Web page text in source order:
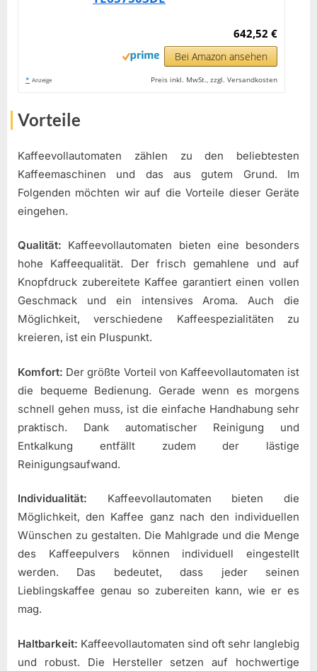
642,52 €
Bei Amazon ansehen
* Anzeige Preis inkl. MwSt., zzgl. Versandkosten
Vorteile
Kaffeevollautomaten zählen zu den beliebtesten
Kaffeemaschinen und das aus gutem Grund. Im
Folgenden möchten wir auf die Vorteile dieser Geräte
eingehen.
Qualität: Kaffeevollautomaten bieten eine besonders
hohe Kaffeequalität. Der frisch gemahlene und auf
Knopfdruck zubereitete Kaffee garantiert einen vollen
Geschmack und ein intensives Aroma. Auch die
Möglichkeit, verschiedene Kaffeespezialitäten zu
kreieren, ist ein Pluspunkt.
Komfort: Der größte Vorteil von Kaffeevollautomaten ist
die bequeme Bedienung. Gerade wenn es morgens
schnell gehen muss, ist die einfache Handhabung sehr
praktisch. Dank automatischer Reinigung und
Entkalkung entfällt zudem der lästige
Reinigungsaufwand.
Individualität: Kaffeevollautomaten bieten die
Möglichkeit, den Kaffee ganz nach den individuellen
Wünschen zu gestalten. Die Mahlgrade und die Menge
des Kaffeepulvers können individuell eingestellt
werden. Das bedeutet, dass jeder seinen
Lieblingskaffee genau so zubereiten kann, wie er es
mag.
Haltbarkeit: Kaffeevollautomaten sind oft sehr langlebig
und robust. Die Hersteller setzen auf hochwertige